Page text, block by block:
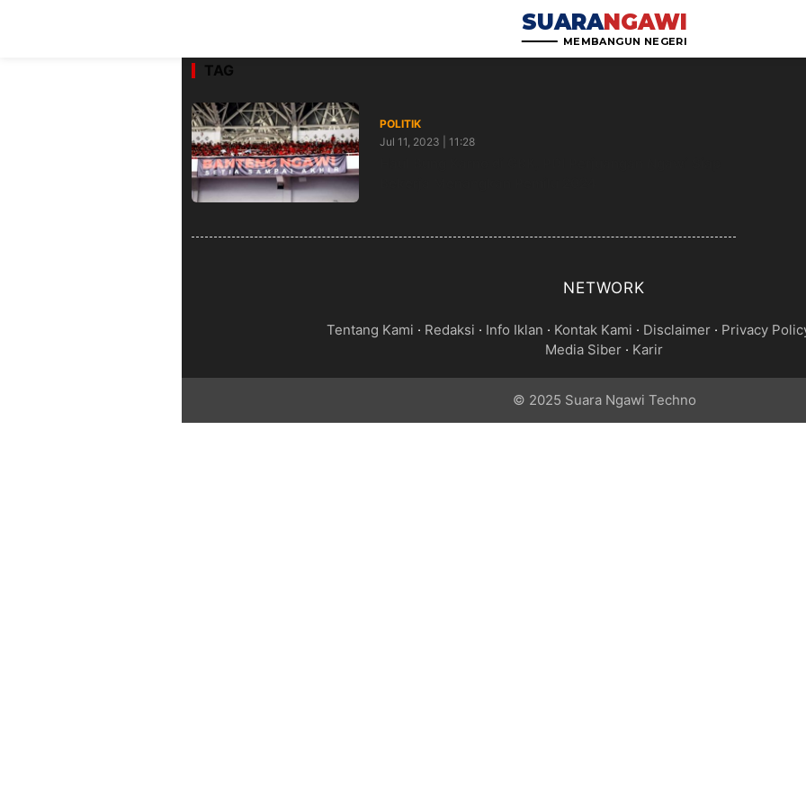
SUARANGAWI
MEMBANGUN NEGERI
TAG
POLITIK
Jul 11, 2023 | 11:28
NETWORK
Tentang Kami · Redaksi · Info Iklan · Kontak Kami · Disclaimer · Privacy
Media Siber · Karir
© 2025 Suara Ngawi Techno